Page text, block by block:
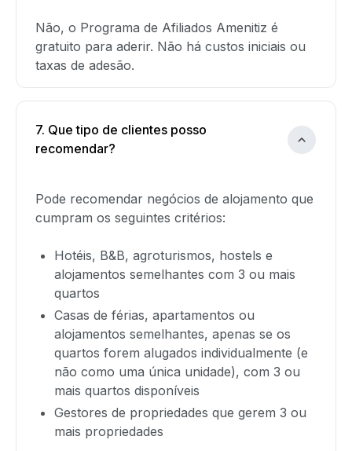
Não, o Programa de Afiliados Amenitiz é
gratuito para aderir. Não há custos iniciais ou
taxas de adesão.
7. Que tipo de clientes posso
recomendar?
Pode recomendar negócios de alojamento que
cumpram os seguintes critérios:
Hotéis, B&B, agroturismos, hostels e
alojamentos semelhantes com 3 ou mais
quartos
Casas de férias, apartamentos ou
alojamentos semelhantes, apenas se os
quartos forem alugados individualmente (e
não como uma única unidade), com 3 ou
mais quartos disponíveis
Gestores de propriedades que gerem 3 ou
mais propriedades